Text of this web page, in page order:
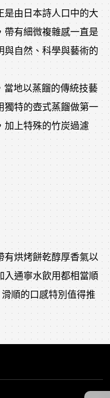
是由日本詩人口中的大
帶有細微複雜感一直是
與自然、科學與藝術的
當地以蒸餾的傳統技藝
獨特的壺式蒸餾做第一
加上特殊的竹炭過濾
有烘烤餅乾醇厚香氣以
入通寧水飲用都相當順
順的口感特別值得推